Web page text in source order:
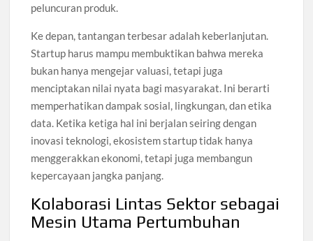
peluncuran produk.
Ke depan, tantangan terbesar adalah keberlanjutan.
Startup harus mampu membuktikan bahwa mereka
bukan hanya mengejar valuasi, tetapi juga
menciptakan nilai nyata bagi masyarakat. Ini berarti
memperhatikan dampak sosial, lingkungan, dan etika
data. Ketika ketiga hal ini berjalan seiring dengan
inovasi teknologi, ekosistem startup tidak hanya
menggerakkan ekonomi, tetapi juga membangun
kepercayaan jangka panjang.
Kolaborasi Lintas Sektor sebagai
Mesin Utama Pertumbuhan